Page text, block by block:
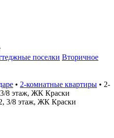
поселки Вторичное
• 2-комнатные квартиры • 2-
8 этаж, ЖК Краски
3/8 этаж, ЖК Краски